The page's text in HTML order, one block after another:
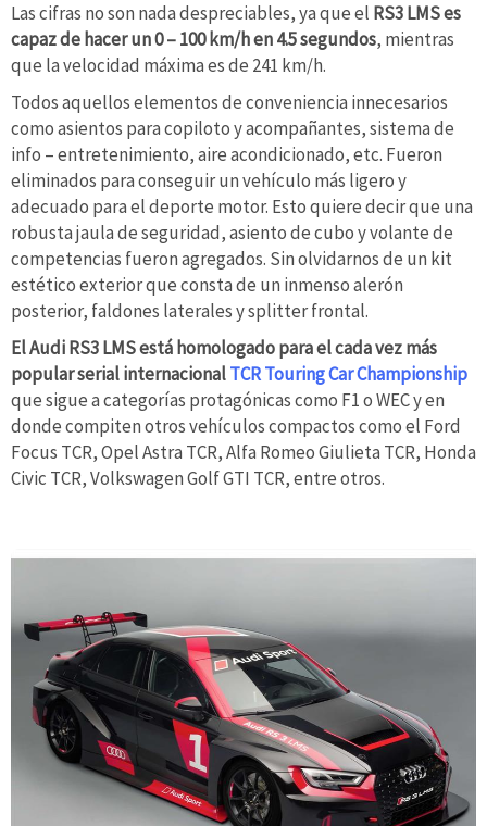
Las cifras no son nada despreciables, ya que el RS3 LMS es
capaz de hacer un 0 – 100 km/h en 4.5 segundos, mientras
que la velocidad máxima es de 241 km/h.
Todos aquellos elementos de conveniencia innecesarios
como asientos para copiloto y acompañantes, sistema de
info – entretenimiento, aire acondicionado, etc. Fueron
eliminados para conseguir un vehículo más ligero y
adecuado para el deporte motor. Esto quiere decir que una
robusta jaula de seguridad, asiento de cubo y volante de
competencias fueron agregados. Sin olvidarnos de un kit
estético exterior que consta de un inmenso alerón
posterior, faldones laterales y splitter frontal.
El Audi RS3 LMS está homologado para el cada vez más
popular serial internacionalTCR Touring Car Championship
que sigue a categorías protagónicas como F1 o WEC y en
donde compiten otros vehículos compactos como el Ford
Focus TCR, Opel Astra TCR, Alfa Romeo Giulieta TCR, Honda
Civic TCR, Volkswagen Golf GTI TCR, entre otros.